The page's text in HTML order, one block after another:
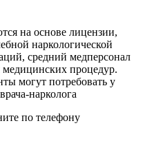
на основе лицензии,
наркологической
средний медперсонал
процедур.
могут потребовать у
нарколога
по телефону